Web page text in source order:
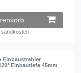
Einbaustrahler
Einbautiefe 45mm